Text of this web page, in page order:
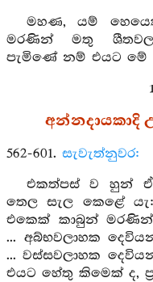
මහණ, යම්
මරණින් මතු
පැමිණේ නම් එයට මේ
අන්නදායකාදි
562-601. සැවැත්නුවර:
එකත්පස් ව හුන් ඒ
තෙල සැල කෙළේ
එකෙක් කාබුන්
... අබ්භවලාහක
... වස්සවලාහක
එයට හේතු කිමෙක් ද,